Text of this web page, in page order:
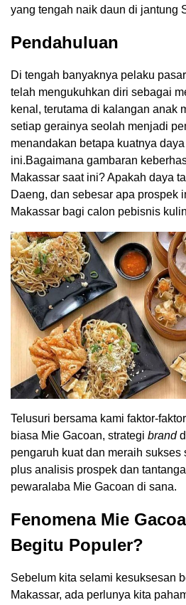
yang tengah naik daun di jantung
Pendahuluan
Di tengah banyaknya pelaku
telah mengukuhkan diri sebagai
kenal, terutama di kalangan anak
setiap gerainya seolah menjadi
menandakan betapa kuatnya
ini.Bagaimana gambaran
Makassar saat ini? Apakah daya
Daeng, dan sebesar apa prospek
Makassar bagi calon pebisnis
Telusuri bersama kami faktor-
biasa Mie Gacoan, strategi brand
pengaruh kuat dan meraih sukses
plus analisis prospek dan
pewaralaba Mie Gacoan di sana.
Fenomena Mie
Begitu Populer?
Sebelum kita selami kesuksesan
Makassar, ada perlunya kita